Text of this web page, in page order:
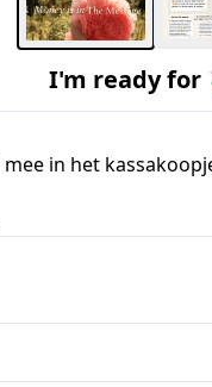
I'm ready for
mee in het